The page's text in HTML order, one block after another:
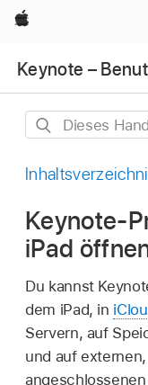
Apple
Keynote –
Dieses
durchsuchen
Keynote-
iPad
Du kannst
dem iPad, in
Servern, auf
und auf